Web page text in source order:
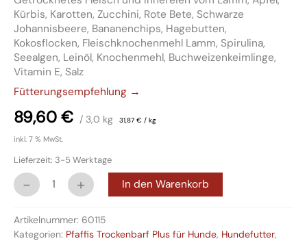
Kürbis, Karotten, Zucchini, Rote Bete, Schwarze
Johannisbeere, Bananenchips, Hagebutten,
Kokosflocken, Fleischknochenmehl Lamm, Spirulina,
Seealgen, Leinöl, Knochenmehl, Buchweizenkeimlinge,
Vitamin E, Salz
Fütterungsempfehlung →
89,60 € / 3,0 kg 31,87 € / kg
inkl. 7 % MwSt.
Lieferzeit: 3-5 Werktage
- + In den Warenkorb
Artikelnummer: 60115
Kategorien: Pfaffis Trockenbarf Plus für Hunde, Hundefutter,